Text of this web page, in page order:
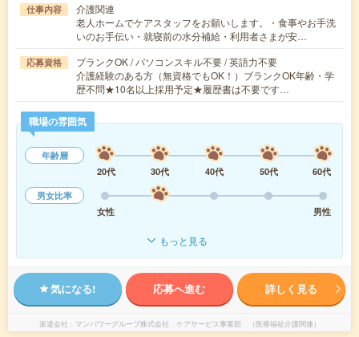
仕事内容
介護関連
老人ホームでケアスタッフをお願いします。・食事やお手洗
いのお手伝い・就寝前の水分補給・利用者さまが安…
応募資格
ブランクOK / パソコンスキル不要 / 英語力不要
介護経験のある方（無資格でもOK！）ブランクOK年齢・学
歴不問★10名以上採用予定★履歴書は不要です…
職場の雰囲気
年齢層
20代
30代 40代 50代
60代
男女比率
女性
男性
もっと見る
気になる! 応募へ進む 詳しく見る
派遣会社 マンパワーグループ株式会社 ケアサービス事業部 （医療福祉介護関連）